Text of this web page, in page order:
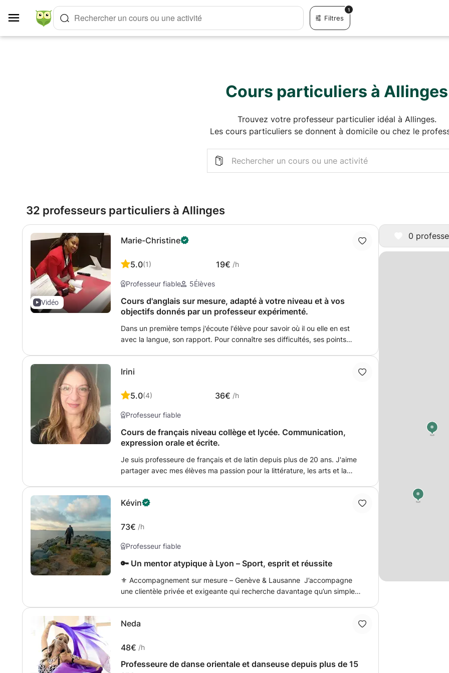
Rechercher un cours ou une activité Filtres
1
Cours particuliers à Allinges
Trouvez votre professeur particulier idéal à Allinges.
Les cours particuliers se donnent à domicile ou chez le
0
32 professeurs particuliers à Allinges
Vidéo
Marie-Christine
5.0(1) 19€ /h
Professeur fiable 5Élèves
Cours d'anglais sur mesure, adapté à votre niveau et à vos
objectifs donnés par un professeur expérimenté.
Dans un première temps j'écoute l'élève pour savoir où il ou elle en est
avec la langue, son rapport. Pour connaître ses difficultés, ses points
compréhension orale. Puis je détermine un programme à partir de ses
quoi je lui propose que nous travaillons et si il ou elle est d'accord.
Irini
5.0(4) 36€ /h
Professeur fiable
Cours de français niveau collège et lycée. Communication,
expression orale et écrite.
Je suis professeure de français et de latin depuis plus de 20 ans. J'aime
partager avec mes élèves ma passion pour la littérature, les arts et la
Kévin
73€ /h
Professeur fiable
🔑 Un mentor atypique à Lyon – Sport, esprit et réussite
⚜️ Accompagnement sur mesure – Genève & Lausanne J’accompagne
une clientèle privée et exigeante qui recherche davantage qu’un simple
spécifique. Équilibre & énergie : remise en forme durable, force
conçues sur mesure, en toute discrétion, avec une attention particulière
expérience personnalisée, pour des résultats visibles et un ressenti
Neda
48€ /h
Professeure de danse orientale et danseuse depuis plus de 15